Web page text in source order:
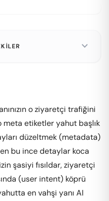
expand_more
o ziyaretçi trafiğini
etiketler yahut başlık
düzeltmek (metadata)
bu ince detaylar koca
şasiyi fısıldar, ziyaretçi
(user intent) köprü
en vahşi yanı AI